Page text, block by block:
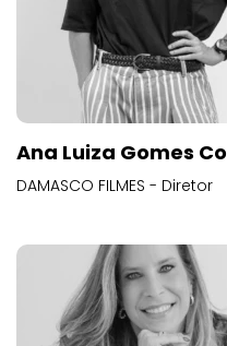
Ana Luiza Gomes
DAMASCO FILMES - Diretor